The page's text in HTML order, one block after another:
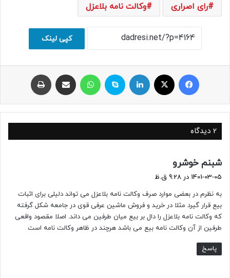
رای اصراری
وکالت نامه بلاعزل
کپی لینک
فیسبوک ایکس لینکداین اسکایپ واتس آپ اشتراک با ایمیل
2 دیدگاه
شبنم خوشرو
ف
:
1401-03-05 در 9:28 ق.ظ
به نظرم در بعضی موارد صرف وکالت نامه بلاعزل می تواند دلیلی برای اثبات
بیع قرار گیرد مثلا در خرید و فروش ماشین عرفی قوی در جامعه شکل گرفته
که وکالت نامه بلاعزل را دال بر بیع میان طرفین می داند. اصلا مقصود واقعی
طرفین از آن وکالت نامه بیع می باشد هرچند در ظاهر وکالت نامه است
پاسخ